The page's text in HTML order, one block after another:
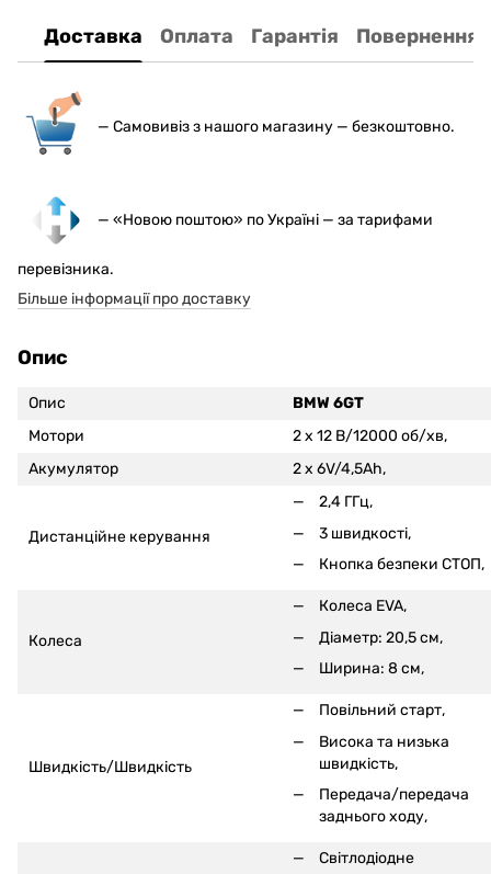
Доставка Оплата Гарантія Повернення
— Самовивіз з нашого магазину — безкоштовно.
— «Новою поштою» по Україні — за тарифами
перевізника.
Більше інформації про доставку
Опис
Опис
BMW 6GT
Мотори
2 x 12 В/12000 об/хв,
Акумулятор
2 x 6V/4,5Ah,
Дистанційне керування
2,4 ГГц,
3 швидкості,
Кнопка безпеки СТОП,
Колеса
Колеса EVA,
Діаметр: 20,5 см,
Ширина: 8 см,
Швидкість/Швидкість
Повільний старт,
Висока та низька
швидкість,
Передача/передача
заднього ходу,
Світлодіодне